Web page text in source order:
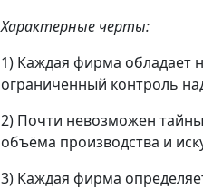
Характерные черты:
1) Каждая фирма обладает
ограниченный контроль
2) Почти невозможен
объёма производства и
3) Каждая фирма